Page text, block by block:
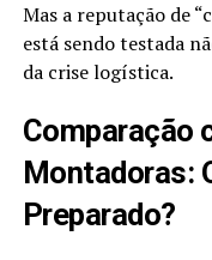
Mas a reputação de
está sendo testada
da crise logística.
Comparação
Montadoras:
Preparado?